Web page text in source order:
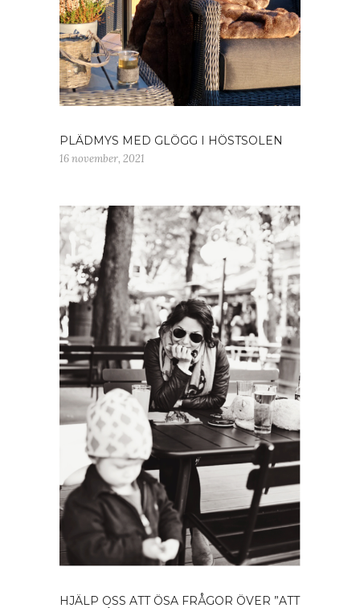
PLÄDMYS MED GLÖGG I HÖSTSOLEN
16 november, 2021
HJÄLP OSS ATT ÖSA FRÅGOR ÖVER ”ATT